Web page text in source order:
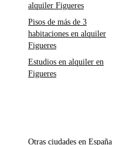
alquiler Figueres
Pisos de más de 3
habitaciones en alquiler
Figueres
Estudios en alquiler en
Figueres
Otras ciudades en España